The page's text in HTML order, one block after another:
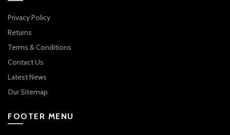
Privacy Policy
Returns
Terms & Conditions
Contact Us
Latest News
Our Sitemap
FOOTER MENU